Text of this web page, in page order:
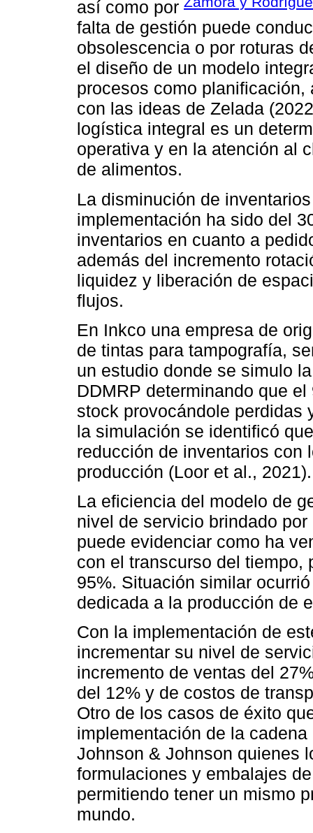
así como por
falta de gestión puede
obsolescencia o por roturas
el diseño de un modelo
procesos como
con las ideas de Zelada
logística integral es un
operativa y en la atención al
de alimentos.
La disminución de
implementación ha sido del
inventarios en cuanto a
además del incremento
liquidez y liberación de
flujos.
En Inkco una empresa de
de tintas para tampografía,
un estudio donde se simulo
DDMRP determinando que
stock provocándole perdidas
la simulación se identificó
reducción de inventarios con
producción (Loor et al., 2021).
La eficiencia del modelo de
nivel de servicio brindado
puede evidenciar como ha
con el transcurso del tiempo,
95%. Situación similar
dedicada a la producción de
Con la implementación de
incrementar su nivel de
incremento de ventas del
del 12% y de costos de
Otro de los casos de éxito
implementación de la
Johnson & Johnson quienes
formulaciones y embalajes
permitiendo tener un mismo
mundo.